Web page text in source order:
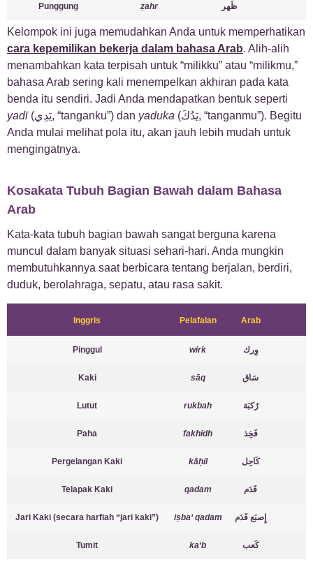
Punggung ẓahr ظَهر
Kelompok ini juga memudahkan Anda untuk memperhatikan
cara kepemilikan bekerja dalam bahasa Arab. Alih-alih
menambahkan kata terpisah untuk “milikku” atau “milikmu,”
bahasa Arab sering kali menempelkan akhiran pada kata
benda itu sendiri. Jadi Anda mendapatkan bentuk seperti
yadī
(يَدِي, “tanganku”) dan yaduka (يَدُكَ, “tanganmu”). Begitu
Anda mulai melihat pola itu, akan jauh lebih mudah untuk
mengingatnya.
Kosakata Tubuh Bagian Bawah dalam Bahasa
Arab
Kata-kata tubuh bagian bawah sangat berguna karena
muncul dalam banyak situasi sehari-hari. Anda mungkin
membutuhkannya saat berbicara tentang berjalan, berdiri,
duduk, berolahraga, sepatu, atau rasa sakit.
Inggris Pelafalan Arab
Pinggul wirk وِرك
Kaki sāq سَاق
Lutut rukbah رُكبَة
Paha fakhidh فَخِذ
Pergelangan Kaki kāḥil كَاحِل
Telapak Kaki qadam قَدَم
Jari Kaki (secara harfiah “jari kaki”) iṣba‘ qadam إِصبَع قَدَم
Tumit ka‘b كَعب